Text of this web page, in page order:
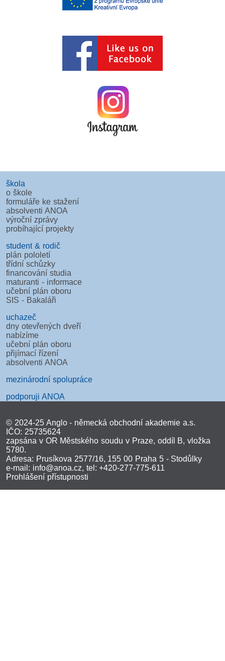
škola
o škole
formuláře ke stažení
absolventi ANOA
výroční zprávy
probíhající projekty
student & rodič
plán pololetí
třídní schůzky
financování studia
maturanti - informace
učební plán oboru
SIS - Bakaláři
uchazeč
dny otevřených dveří
nabízíme
učební plán oboru
přijímací řízení
absolventi ANOA
mezinárodní spolupráce
podporuji ANOA
© 2024-25 Anglo - německá obchodní akademie a.s.
IČO: 25735624
zapsána v OR Městského soudu v Praze, oddíl B, vložka
5780.
Adresa: Prusíkova 2577/16, 155 00 Praha 5 - Stodůlky
e-mail: info@anoa.cz, tel: +420-277-775-611
Prohlášení přístupnosti